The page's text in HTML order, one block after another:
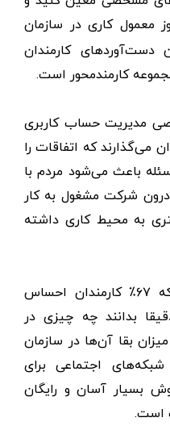
معمول کاری در سازمان
دست‌آوردهای کارمندان
کارمندمحور است.
مدیریت حساب کاربری
می‌گذارند که اتفاقات را
باعث می‌شود مردم با
درون شرکت مشغول به کار
به محیط کاری داشته
نتیجه همه این موارد، این که ۶۷٪ کارمندان احساس
بدانند چه چیزی در
بقا آن‌ها در سازمان
اجتماعی برای
بسیار آسان و رایگان
است.